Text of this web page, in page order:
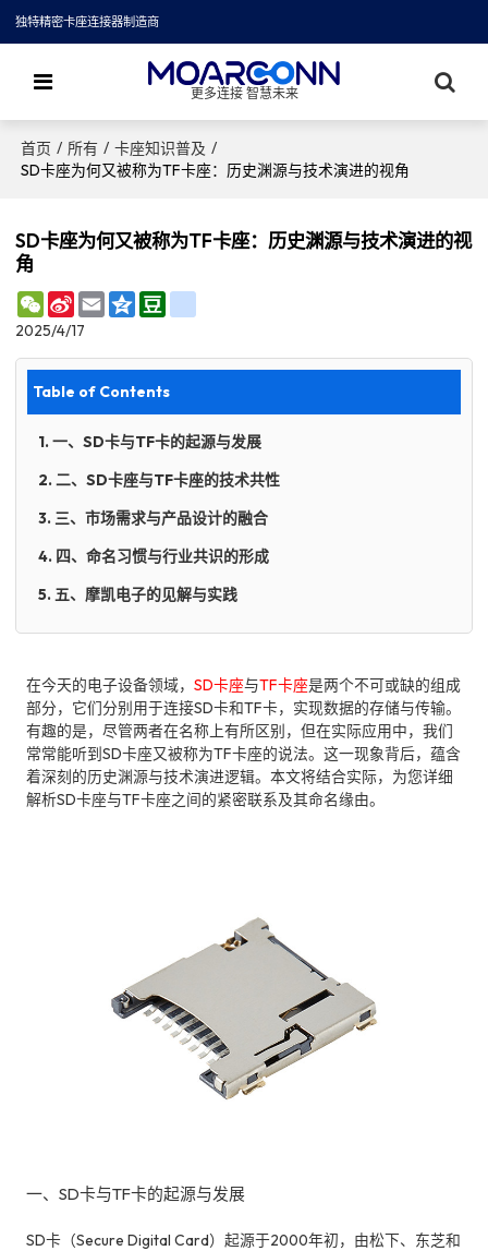
独特精密卡座连接器制造商
更多连接 智慧未来
首页 / 所有 / 卡座知识普及 /
SD卡座为何又被称为TF卡座：历史渊源与技术演进的视角
SD卡座为何又被称为TF卡座：历史渊源与技术演进的视
角
WeChat
Sina
Weibo
EmailQzone
2025/4/17
Table of Contents
1. 一、SD卡与TF卡的起源与发展
2. 二、SD卡座与TF卡座的技术共性
3. 三、市场需求与产品设计的融合
4. 四、命名习惯与行业共识的形成
5. 五、摩凯电子的见解与实践
在今天的电子设备领域，SD卡座与TF卡座是两个不可或缺的组成
部分，它们分别用于连接SD卡和TF卡，实现数据的存储与传输。
有趣的是，尽管两者在名称上有所区别，但在实际应用中，我们
常常能听到SD卡座又被称为TF卡座的说法。这一现象背后，蕴含
着深刻的历史渊源与技术演进逻辑。本文将结合实际，为您详细
解析SD卡座与TF卡座之间的紧密联系及其命名缘由。
一、SD卡与TF卡的起源与发展
SD卡（Secure Digital Card）起源于2000年初，由松下、东芝和